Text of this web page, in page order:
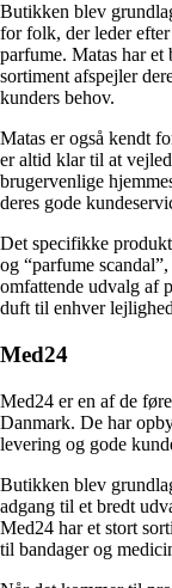
Butikken blev
for folk, der leder
parfume. Matas har
sortiment afspejler
kunders behov.
Matas er også kendt
er altid klar til at
brugervenlige
deres gode
Det specifikke
og “parfume
omfattende udvalg af
duft til enhver
Med24
Med24 er en af de
Danmark. De har
levering og gode
Butikken blev
adgang til et bredt
Med24 har et stort
til bandager og